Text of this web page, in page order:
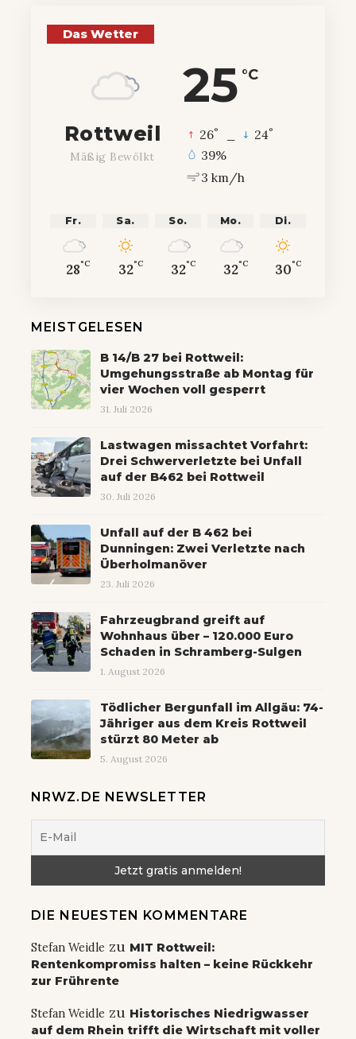
Das Wetter
25 °C
Rottweil
Mäßig Bewölkt
26° 24°
39%
3 km/h
Fr.
28°C
Sa.
32°C
So.
32°C
Mo.
32°C
Di.
30°C
MEISTGELESEN
B 14/B 27 bei Rottweil:
Umgehungsstraße ab Montag für
vier Wochen voll gesperrt
31. Juli 2026
Lastwagen missachtet Vorfahrt:
Drei Schwerverletzte bei Unfall
auf der B462 bei Rottweil
30. Juli 2026
Unfall auf der B 462 bei
Dunningen: Zwei Verletzte nach
Überholmanöver
23. Juli 2026
Fahrzeugbrand greift auf
Wohnhaus über – 120.000 Euro
Schaden in Schramberg-Sulgen
1. August 2026
Tödlicher Bergunfall im Allgäu: 74-
Jähriger aus dem Kreis Rottweil
stürzt 80 Meter ab
5. August 2026
NRWZ.DE NEWSLETTER
DIE NEUESTEN KOMMENTARE
Stefan Weidle zu MIT Rottweil:
Rentenkompromiss halten – keine Rückkehr
zur Frührente
Stefan Weidle zu Historisches Niedrigwasser
auf dem Rhein trifft die Wirtschaft mit voller